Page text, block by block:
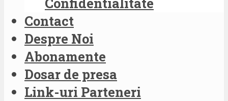
Contact
Despre Noi
Abonamente
Dosar de presa
Link-uri Parteneri